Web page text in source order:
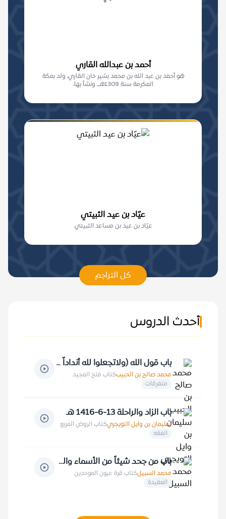
أحمد بن عبدالله القاري
هو أحمد بن عبد الله بن محمد بشير خان القاري، ولد بمكة
المكرمة سنة 1309هـــ ونشأ بها،
عيّاد بن عيد الثبيتي
عيّاد بن عيد بن مساعد الثبيتي.
كل التراجم
أحدث الدروس
باب قول الله (ولاتجعلوا لله أنداداّ 8-6-1413
محمد صالح بن الحبيبكتاب فتح المجيد
متفرقات
باب الزاد والراحلة 13-6-1416 هـ
سليمان بن وايل التويجريكتاب الروض المربع
الفقه
باب من جحد شيئاً من الأسماء والصفات 13-1-1411 هـ
محمد السبيلكتاب قرة عيون الموحدين
العقيدة